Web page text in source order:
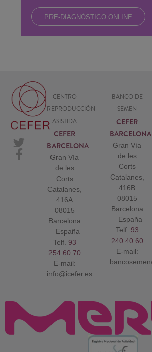
PRE-DIAGNÓSTICO ONLINE
CENTRO
REPRODUCCIÓN
ASISTIDA
CEFER
BARCELONA
Gran Vía
de les
Corts
Catalanes,
416A
08015
Barcelona
– España
Telf. 93
254 60 70
E-mail:
info@icefer.es
BANCO DE
SEMEN
CEFER
BARCELONA
Gran Vía
de les
Corts
Catalanes,
416B
08015
Barcelona
– España
Telf. 93
240 40 60
E-mail: